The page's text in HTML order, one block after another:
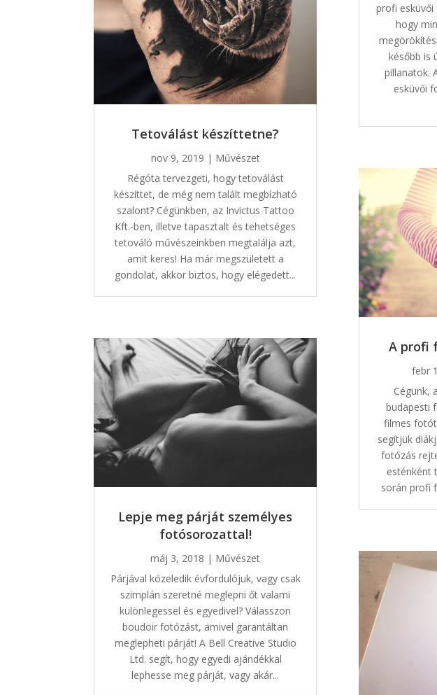
Tetoválást készíttetne?
nov 9, 2019 | Művészet
Régóta tervezgeti, hogy tetoválást
készíttet, de még nem talált megbízható
szalont? Cégünkben, az Invictus Tattoo
Kft.-ben, illetve tapasztalt és tehetséges
tetováló művészeinkben megtalálja azt,
amit keres! Ha már megszületett a
gondolat, akkor biztos, hogy elégedett...
Lepje meg párját személyes
fotósorozattal!
máj 3, 2018 | Művészet
Párjával közeledik évfordulójuk, vagy csak
szimplán szeretné meglepni őt valami
különlegessel és egyedivel? Válasszon
boudoir fotózást, amivel garantáltan
meglepheti párját! A Bell Creative Studio
Ltd. segít, hogy egyedi ajándékkal
lephesse meg párját, vagy akár...
profi
hogy
később is
pillanatok.
esküvői
A profi
febr
Cégünk,
budapesti
filmes
segítjük
fotózás
esténként
során profi